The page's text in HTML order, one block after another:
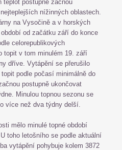
teplot postupně začnou
nížinných oblastech.
na Vysočině a v horských
od začátku září do konce
celorepublikových
topit v tom minulém 19. září
dříve. Vytápění se přerušilo
podle počasí minimálně do
postupně ukončovat
Minulou topnou sezonu se
více než dva týdny delší.
mělo minulé topné období
toho letošního se podle aktuální
vytápění pohybuje kolem 3872